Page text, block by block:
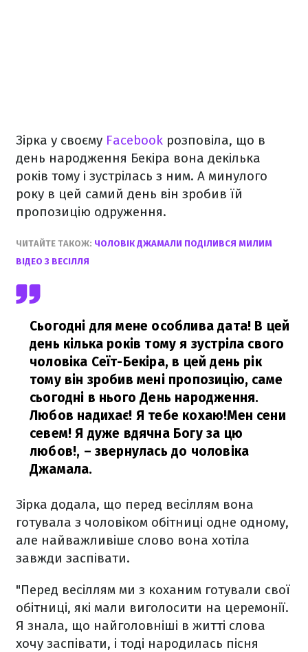
Зірка у своєму Facebook розповіла, що в
день народження Бекіра вона декілька
років тому і зустрілась з ним. А минулого
року в цей самий день він зробив їй
пропозицію одруження.
ЧИТАЙТЕ ТАКОЖ: ЧОЛОВІК ДЖАМАЛИ ПОДІЛИВСЯ МИЛИМ
ВІДЕО З ВЕСІЛЛЯ
Сьогодні для мене особлива дата! В цей
день кілька років тому я зустріла свого
чоловіка Сеїт-Бекіра, в цей день рік
тому він зробив мені пропозицію, саме
сьогодні в нього День народження.
Любов надихає! Я тебе кохаю!Мен сени
севем! Я дуже вдячна Богу за цю
любов!, – звернулась до чоловіка
Джамала.
Зірка додала, що перед весіллям вона
готувала з чоловіком обітниці одне одному,
але найважливіше слово вона хотіла
завжди заспівати.
"Перед весіллям ми з коханим готували свої
обітниці, які мали виголосити на церемонії.
Я знала, що найголовніші в житті слова
хочу заспівати, і тоді народилась пісня